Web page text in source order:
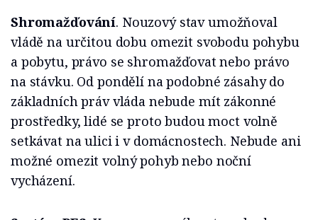
Shromažďování. Nouzový stav umožňoval
vládě na určitou dobu omezit svobodu pohybu
a pobytu, právo se shromažďovat nebo právo
na stávku. Od pondělí na podobné zásahy do
základních práv vláda nebude mít zákonné
prostředky, lidé se proto budou moct volně
setkávat na ulici i v domácnostech. Nebude ani
možné omezit volný pohyb nebo noční
vycházení.